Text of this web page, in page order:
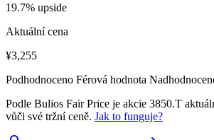
19.7% upside
Aktuální cena
¥3,255
Podhodnoceno Férová hodnota
Podle Bulios Fair Price je akcie 3850.T
vůči své tržní ceně. Jak to funguje?